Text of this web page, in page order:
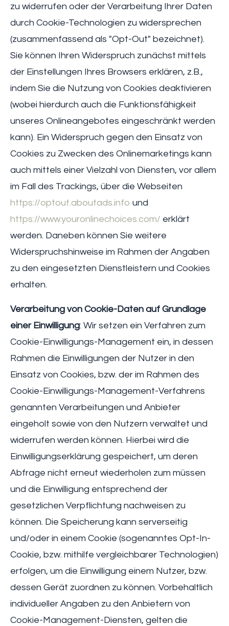
zu widerrufen oder der Verarbeitung Ihrer Daten
durch Cookie-Technologien zu widersprechen
(zusammenfassend als "Opt-Out" bezeichnet).
Sie können Ihren Widerspruch zunächst mittels
der Einstellungen Ihres Browsers erklären, z.B.,
indem Sie die Nutzung von Cookies deaktivieren
(wobei hierdurch auch die Funktionsfähigkeit
unseres Onlineangebotes eingeschränkt werden
kann). Ein Widerspruch gegen den Einsatz von
Cookies zu Zwecken des Onlinemarketings kann
auch mittels einer Vielzahl von Diensten, vor allem
im Fall des Trackings, über die Webseiten
https://optout.aboutads.info und
https://www.youronlinechoices.com/ erklärt
werden. Daneben können Sie weitere
Widerspruchshinweise im Rahmen der Angaben
zu den eingesetzten Dienstleistern und Cookies
erhalten.
Verarbeitung von Cookie-Daten auf Grundlage
einer Einwilligung: Wir setzen ein Verfahren zum
Cookie-Einwilligungs-Management ein, in dessen
Rahmen die Einwilligungen der Nutzer in den
Einsatz von Cookies, bzw. der im Rahmen des
Cookie-Einwilligungs-Management-Verfahrens
genannten Verarbeitungen und Anbieter
eingeholt sowie von den Nutzern verwaltet und
widerrufen werden können. Hierbei wird die
Einwilligungserklärung gespeichert, um deren
Abfrage nicht erneut wiederholen zum müssen
und die Einwilligung entsprechend der
gesetzlichen Verpflichtung nachweisen zu
können. Die Speicherung kann serverseitig
und/oder in einem Cookie (sogenanntes Opt-In-
Cookie, bzw. mithilfe vergleichbarer Technologien)
erfolgen, um die Einwilligung einem Nutzer, bzw.
dessen Gerät zuordnen zu können. Vorbehaltlich
individueller Angaben zu den Anbietern von
Cookie-Management-Diensten, gelten die